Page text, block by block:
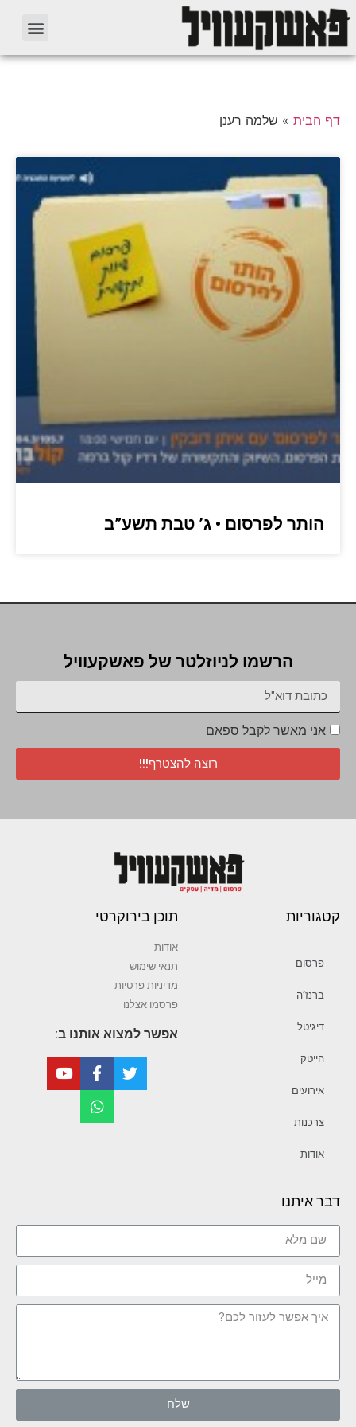
דף הבית » שלמה רענן
הותר לפרסום • ג’ טבת תשע”ב
הרשמו לניוזלטר של פאשקעוויל
אני מאשר לקבל ספאם
רוצה להצטרף!!!
קטגוריות
פרסום
ברנז’ה
דיגיטל
הייטק
אירועים
צרכנות
אודות
תוכן בירוקרטי
אודות
תנאי שימוש
מדיניות פרטיות
פרסמו אצלנו
אפשר למצוא אותנו ב:
דבר איתנו
שלח